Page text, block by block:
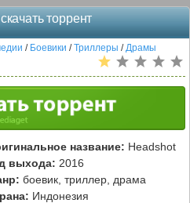
торрент
/ Боевики /Триллеры /Драмы
название: Headshot
выхода: 2016
боевик, триллер, драма
Индонезия